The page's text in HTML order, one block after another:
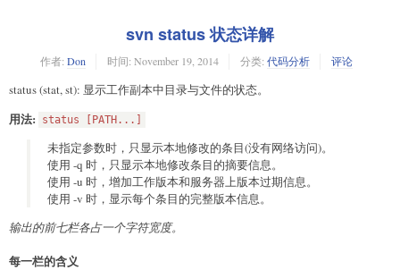
svn status 状态详解
作者: Don 时间: November 19, 2014 分类: 代码分析 评论
status (stat, st): 显示工作副本中目录与文件的状态。
用法: status [PATH...]
未指定参数时，只显示本地修改的条目(没有网络访问)。
使用 -q 时，只显示本地修改条目的摘要信息。
使用 -u 时，增加工作版本和服务器上版本过期信息。
使用 -v 时，显示每个条目的完整版本信息。
输出的前七栏各占一个字符宽度。
每一栏的含义